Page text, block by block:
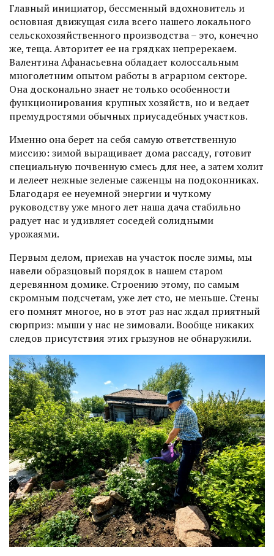
Главный инициатор, бессменный вдохновитель и
основная движущая сила всего нашего локального
сельскохозяйственного производства – это, конечно
же, теща. Авторитет ее на грядках непререкаем.
Валентина Афанасьевна обладает колоссальным
многолетним опытом работы в аграрном секторе.
Она досконально знает не только особенности
функционирования крупных хозяйств, но и ведает
премудростями обыч­ных приусадебных участков.
Именно она берет на себя самую ответственную
миссию: зимой выращивает дома рассаду, готовит
специальную поч­венную смесь для нее, а затем холит
и лелеет нежные зеленые саженцы на подоконниках.
Благодаря ее неуемной энергии и чуткому
руководству уже много лет наша дача стабильно
радует нас и удивляет соседей солидными
урожаями.
Первым делом, приехав на участок после зимы, мы
навели образцовый порядок в нашем старом
деревянном домике. Строению этому, по самым
скромным подсчетам, уже лет сто, не меньше. Стены
его помнят многое, но в этот раз нас ждал приятный
сюрприз: мыши у нас не зимовали. Вообще никаких
следов присутствия этих грызунов не обнаружили.